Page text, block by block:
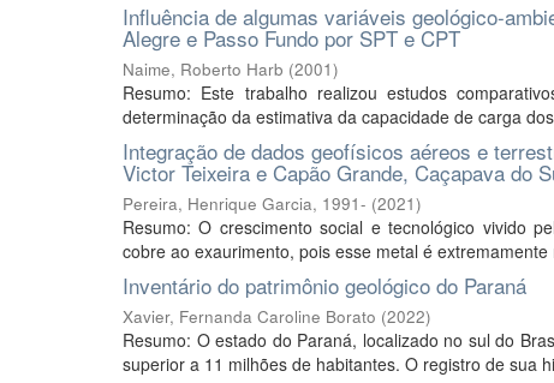
Influência de algumas variáveis geológico-
Alegre e Passo Fundo por SPT e CPT
Naime, Roberto Harb (2001)
Resumo: Este trabalho realizou estudos
determinação da estimativa da capacidade de carga
Integração de dados geofísicos aéreos e
Victor Teixeira e Capão Grande, Caçapava do
Pereira, Henrique Garcia, 1991- (2021)
Resumo: O crescimento social e tecnológico vivido
cobre ao exaurimento, pois esse metal é
Inventário do patrimônio geológico do Paraná
Xavier, Fernanda Caroline Borato (2022)
Resumo: O estado do Paraná, localizado no sul do
superior a 11 milhões de habitantes. O registro de sua